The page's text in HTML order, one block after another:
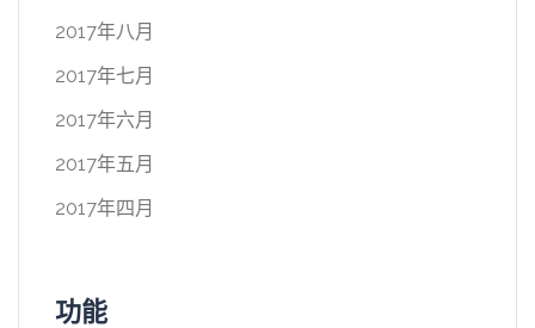
2017年八月
2017年七月
2017年六月
2017年五月
2017年四月
功能